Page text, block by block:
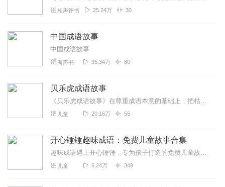
相声评书 25.24万 30
中国成语故事
中国成语故事
有声书 35.34万 80
贝乐虎成语故事
《贝乐虎成语故事》在尊重成语本意的基础上，把枯燥难懂的成语改编成一个个情节丰富、有趣又生动的情景故事。快乐听故事，轻松学成语。让孩子不仅可以在故事中学会成语，还...
儿童 20.16万 55
开心锤锤趣味成语：免费儿童故事合集
趣味成语遇上开心锤锤，专为孩子打造的免费儿童故事来啦！用轻松搞笑的剧情、简单易懂的语言，把成语知识融入精彩小故事中，边听边学、趣味满满，让孩子轻松记住成语、爱上...
儿童 6.24万 349